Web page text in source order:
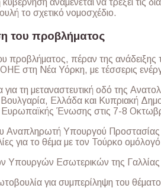
κυβέρνηση αναμένεται να τρέξει τις
το σχετικό νομοσχέδιο.
του προβλήματος
προβλήματος, πέραν της
στη Νέα Υόρκη, με τέσσερις
τη μεταναστευτική οδό της
Ελλάδα και Κυπριακή
Ένωσης στις 7-8
Αναπληρωτή Υπουργού Προστασίας
για το θέμα με τον Τούρκο
Υπουργών Εσωτερικών της Γαλλίας
για συμπερίληψη του